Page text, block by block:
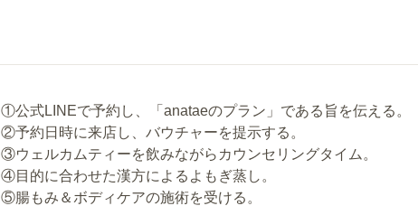
①公式LINEで予約し、「anataeのプラン」である旨を伝える。
②予約日時に来店し、バウチャーを提示する。
③ウェルカムティーを飲みながらカウンセリングタイム。
④目的に合わせた漢方によるよもぎ蒸し。
⑤腸もみ＆ボディケアの施術を受ける。